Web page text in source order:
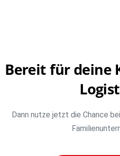
Bereit für deine
Dann nutze jetzt die Chance